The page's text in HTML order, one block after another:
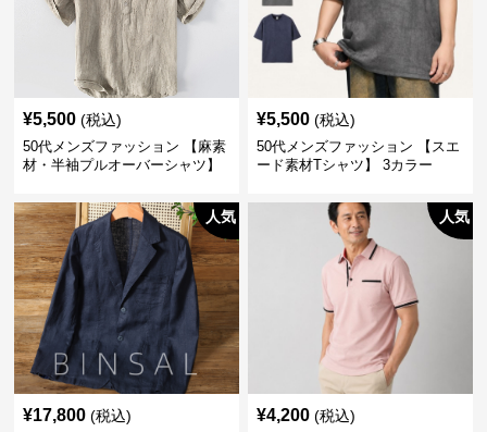
¥5,500 (税込)
50代メンズファッション 【麻素
材・半袖プルオーバーシャツ】
¥5,500 (税込)
50代メンズファッション 【スエ
ード素材Tシャツ】 3カラー
人気
¥17,800 (税込)
人気
¥4,200 (税込)